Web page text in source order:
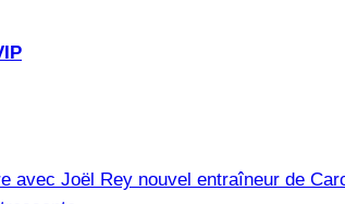
avec Joël Rey nouvel entraîneur de